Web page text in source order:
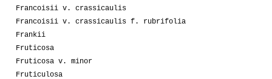
Francoisii v. crassicaulis
Francoisii v. crassicaulis f. rubrifolia
Frankii
Fruticosa
Fruticosa v. minor
Fruticulosa